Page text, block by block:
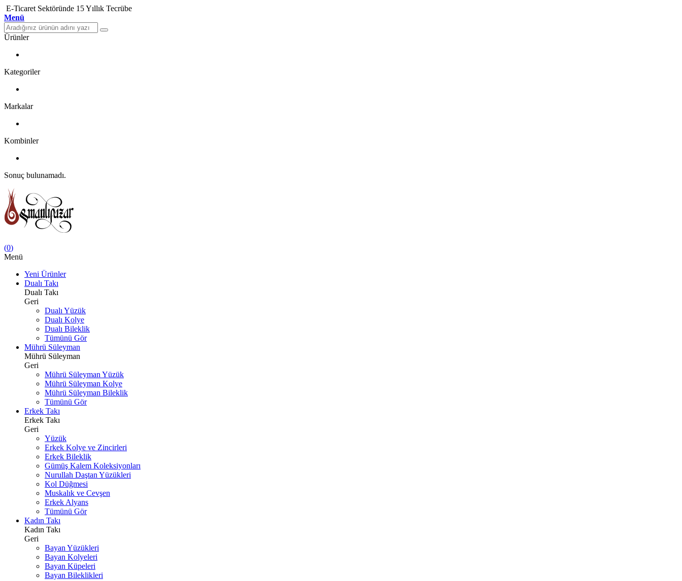
E-Ticaret Sektöründe 15 Yıllık Tecrübe
Menü
Ürünler
Kategoriler
Markalar
Kombinler
Sonuç bulunamadı.
(0)
Menü
Yeni Ürünler
Dualı Takı
Dualı Takı
Geri
Dualı Yüzük
Dualı Kolye
Dualı Bileklik
Tümünü Gör
Mührü Süleyman
Mührü Süleyman
Geri
Mührü Süleyman Yüzük
Mührü Süleyman Kolye
Mührü Süleyman Bileklik
Tümünü Gör
Erkek Takı
Erkek Takı
Geri
Yüzük
Erkek Kolye ve Zincirleri
Erkek Bileklik
Gümüş Kalem Koleksiyonları
Nurullah Daştan Yüzükleri
Kol Düğmesi
Muskalık ve Cevşen
Erkek Alyans
Tümünü Gör
Kadın Takı
Kadın Takı
Geri
Bayan Yüzükleri
Bayan Kolyeleri
Bayan Küpeleri
Bayan Bileklikleri